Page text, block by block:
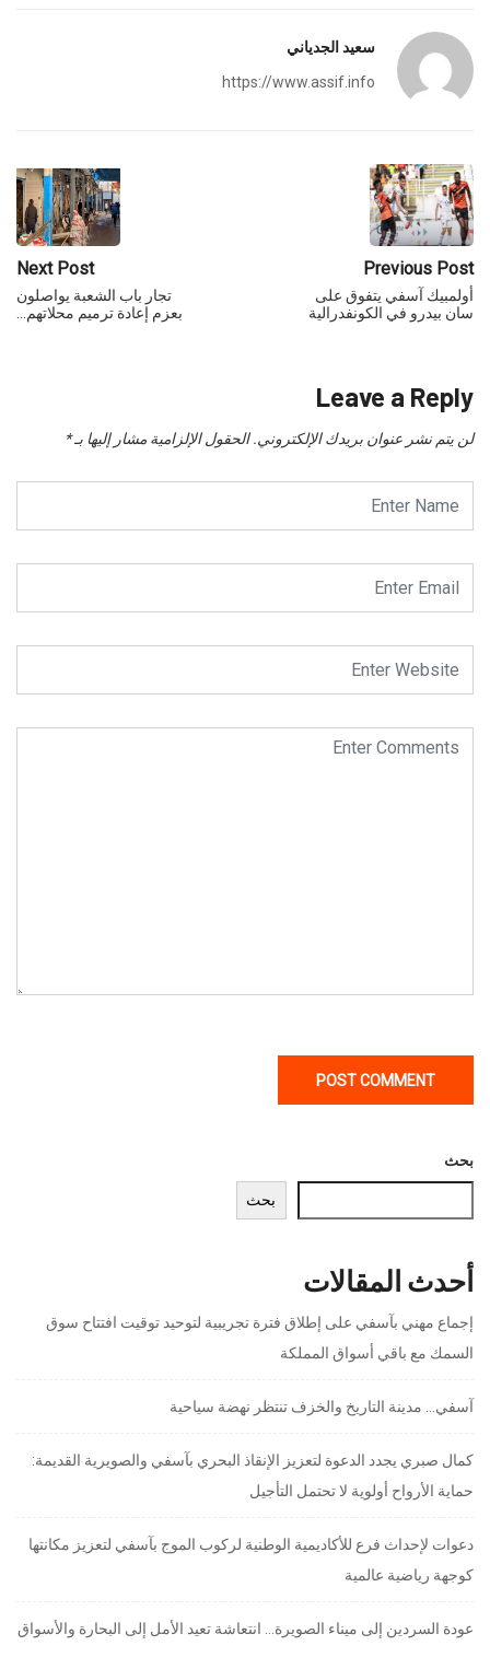
https://www.assif.info
Previous Post
أولمبيك آسفي يتفوق على
سان بيدرو في الكونفدرالية
Next Post
تجار باب الشعبة يواصلون
بعزم إعادة ترميم محلاتهم…
لن يتم نشر عنوان بريدك الإلكتروني.
أحدث المقالات
إجماع مهني بآسفي على إطلاق فترة تجريبية لتوحيد توقيت افتتاح سوق
السمك مع باقي أسواق المملكة
حماية الأرواح أولوية لا تحتمل التأجيل
كوجهة رياضية عالمية